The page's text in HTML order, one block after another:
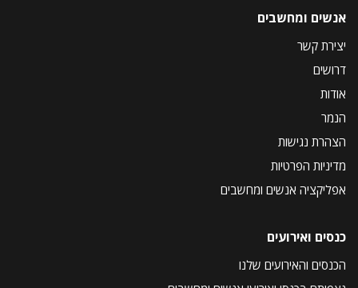
אנשים ומחשבים
יצירת קשר
דרושים
אודות
הנמר
הצהרת נגישות
מדיניות הפרטיות
אפליקציה אנשים ומחשבים
כנסים ואירועים
הכנסים והאירועים שלנו